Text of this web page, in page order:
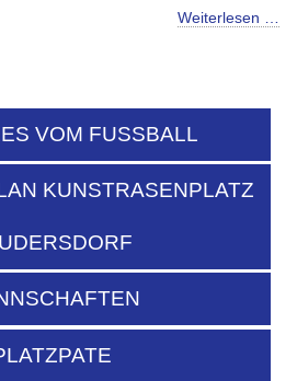
Weiterlesen …
VOM FUSSBALL
KUNSTRASENPLATZ